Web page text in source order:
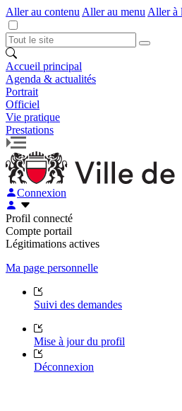
Aller au contenu Aller au menu Aller à
Accueil principal
Agenda & actualités
Portrait
Officiel
Vie pratique
Prestations
Connexion
Profil connecté
Compte portail
Légitimations actives
Ma page personnelle
Suivi des demandes
Mise à jour du profil
Déconnexion